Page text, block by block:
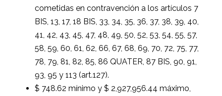
cometidas en contravención a los artículos 7
BIS, 13, 17, 18 BIS, 33, 34, 35, 36, 37, 38, 39, 40,
41, 42, 43, 45, 47, 48, 49, 50, 52, 53, 54, 55, 57,
58, 59, 60, 61, 62, 66, 67, 68, 69, 70, 72, 75, 77,
78, 79, 81, 82, 85, 86 QUATER, 87 BIS, 90, 91,
93, 95 y 113 (art.127).
$ 748.62 mínimo y $ 2,927,956.44 máximo,